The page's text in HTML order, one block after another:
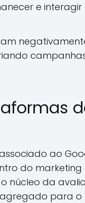
e interagir
ao
do marketing
núcleo da
para o